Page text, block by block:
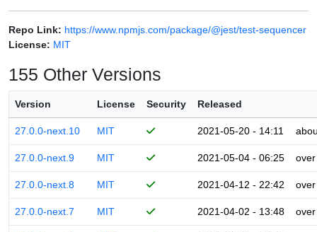
Repo Link: https://www.npmjs.com/package/@jest/test-sequencer
License: MIT
155 Other Versions
Version License Security Released
27.0.0-next.10 MIT 2021-05-20 - 14:11
27.0.0-next.9 MIT 2021-05-04 - 06:25
27.0.0-next.8 MIT 2021-04-12 - 22:42
27.0.0-next.7 MIT 2021-04-02 - 13:48